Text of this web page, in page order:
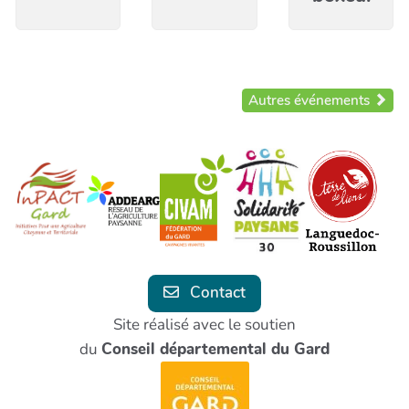
Autres événements
Contact
Site réalisé avec le soutien
du Conseil départemental du Gard